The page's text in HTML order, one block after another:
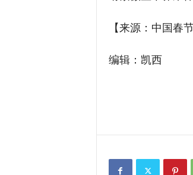
【来源：中国春节
编辑：凯西